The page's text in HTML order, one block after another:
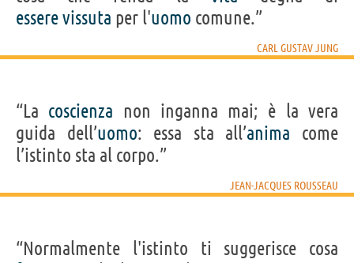
esserevissuta per l'uomo comune.”
CARL GUSTAV JUNG
“La coscienza non inganna mai; è la vera
guida dell’uomo: essa sta all’anima come
l’istinto sta al corpo.”
JEAN-JACQUES ROUSSEAU
“Normalmente l'istinto ti suggerisce cosa